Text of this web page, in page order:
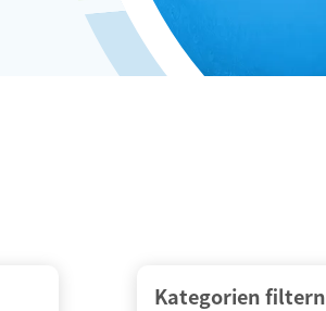
Kategorien filtern